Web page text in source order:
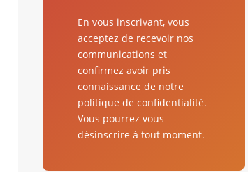
En vous inscrivant, vous
acceptez de recevoir nos
communications et
confirmez avoir pris
connaissance de notre
politique de confidentialité.
Vous pourrez vous
désinscrire à tout moment.